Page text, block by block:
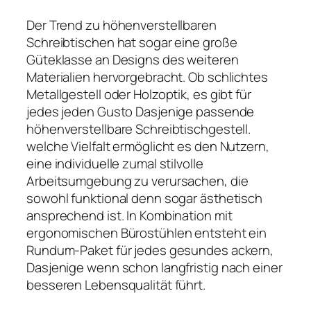
Der Trend zu höhenverstellbaren
Schreibtischen hat sogar eine große
Güteklasse an Designs des weiteren
Materialien hervorgebracht. Ob schlichtes
Metallgestell oder Holzoptik, es gibt für
jedes jeden Gusto Dasjenige passende
höhenverstellbare Schreibtischgestell.
welche Vielfalt ermöglicht es den Nutzern,
eine individuelle zumal stilvolle
Arbeitsumgebung zu verursachen, die
sowohl funktional denn sogar ästhetisch
ansprechend ist. In Kombination mit
ergonomischen Bürostühlen entsteht ein
Rundum-Paket für jedes gesundes ackern,
Dasjenige wenn schon langfristig nach einer
besseren Lebensqualität führt.